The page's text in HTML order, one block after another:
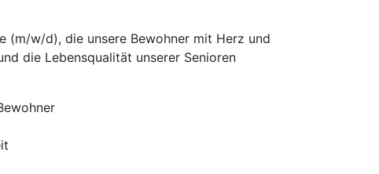
(m/w/d), die unsere Bewohner mit Herz und
die Lebensqualität unserer Senioren